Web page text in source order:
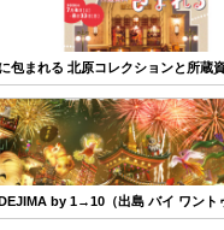
包まれる 北原コレクションと所蔵
by 1→10（出島 バイ ワント